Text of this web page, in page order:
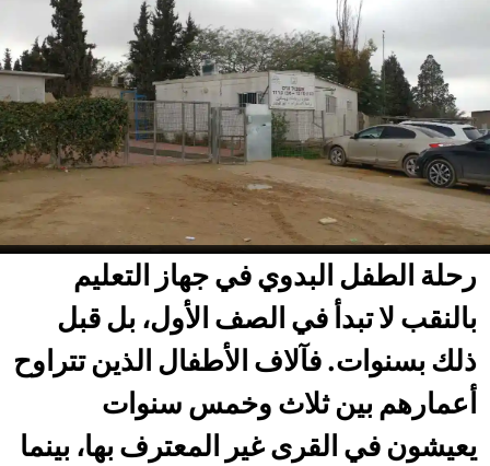
رحلة الطفل البدوي في جهاز التعليم
بالنقب لا تبدأ في الصف الأول، بل قبل
ذلك بسنوات. فآلاف الأطفال الذين تتراوح
أعمارهم بين ثلاث وخمس سنوات
يعيشون في القرى غير المعترف بها، بينما